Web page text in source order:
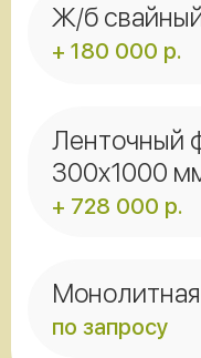
Ж/б
+ 180 000 р.
Ленточный
300x1000
+ 728 000 р.
по запросу